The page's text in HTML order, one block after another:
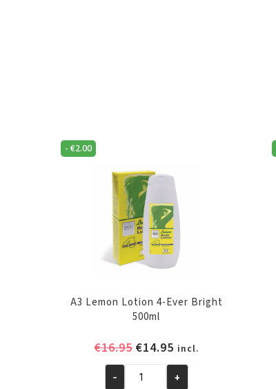
- €2.00
A3 Lemon Lotion 4-Ever Bright
500ml
€16.95 Oorspronkelijke
was:
€14.95Huidige
prijs
is:
incl.
A3 - +